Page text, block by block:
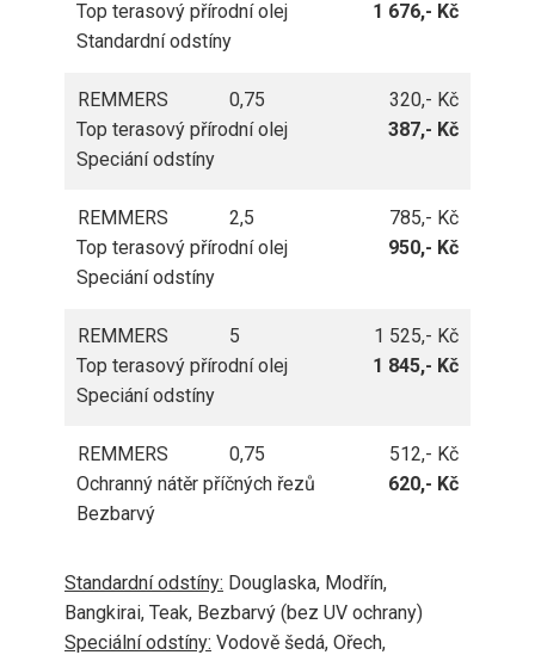
1 676,- Kč
Top terasový přírodní olej
Standardní odstíny
REMMERS
387,- Kč
320,- Kč
Top terasový přírodní olej
0,75
Speciání odstíny
REMMERS
950,- Kč
785,- Kč
Top terasový přírodní olej
2,5
Speciání odstíny
REMMERS
1 845,- Kč
1 525,- Kč
Top terasový přírodní olej
5
Speciání odstíny
REMMERS
620,- Kč
512,- Kč
Ochranný nátěr příčných řezů
0,75
Bezbarvý
Standardní odstíny: Douglaska, Modřín,
Bangkirai, Teak, Bezbarvý (bez UV ochrany)
Speciální odstíny: Vodově šedá, Ořech,